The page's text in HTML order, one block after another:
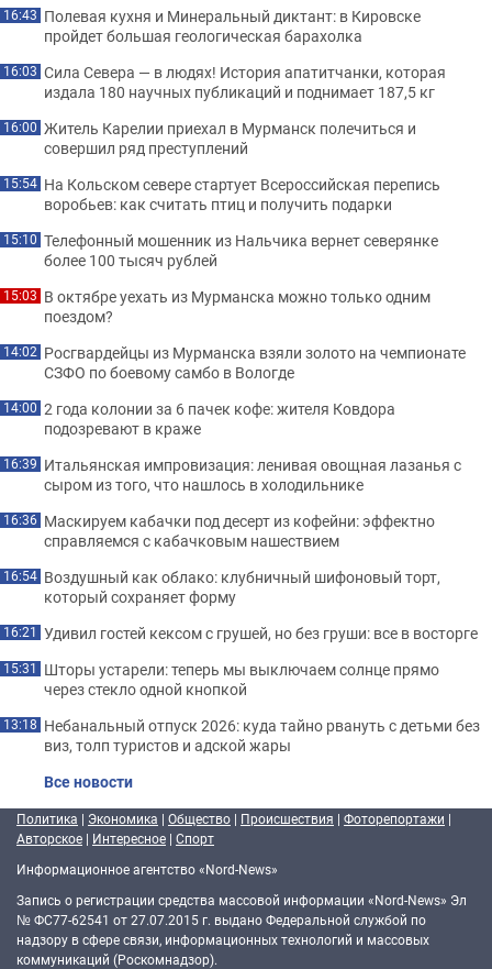
16:43 Полевая кухня и Минеральный диктант: в Кировске
пройдет большая геологическая барахолка
16:03 Сила Севера — в людях! История апатитчанки, которая
издала 180 научных публикаций и поднимает 187,5 кг
16:00 Житель Карелии приехал в Мурманск полечиться и
совершил ряд преступлений
15:54 На Кольском севере стартует Всероссийская перепись
воробьев: как считать птиц и получить подарки
15:10 Телефонный мошенник из Нальчика вернет северянке
более 100 тысяч рублей
15:03 В октябре уехать из Мурманска можно только одним
поездом?
14:02 Росгвардейцы из Мурманска взяли золото на чемпионате
СЗФО по боевому самбо в Вологде
14:00 2 года колонии за 6 пачек кофе: жителя Ковдора
подозревают в краже
16:39 Итальянская импровизация: ленивая овощная лазанья с
сыром из того, что нашлось в холодильнике
16:36 Маскируем кабачки под десерт из кофейни: эффектно
справляемся с кабачковым нашествием
16:54 Воздушный как облако: клубничный шифоновый торт,
который сохраняет форму
16:21 Удивил гостей кексом с грушей, но без груши: все в восторге
15:31 Шторы устарели: теперь мы выключаем солнце прямо
через стекло одной кнопкой
13:18 Небанальный отпуск 2026: куда тайно рвануть с детьми без
виз, толп туристов и адской жары
Все новости
Политика | Экономика | Общество | Происшествия | Фоторепортажи |
Авторское | Интересное | Спорт
Информационное агентство «Nord-News»
Запись о регистрации средства массовой информации «Nord-News» Эл
№ ФС77-62541 от 27.07.2015 г. выдано Федеральной службой по
надзору в сфере связи, информационных технологий и массовых
коммуникаций (Роскомнадзор).